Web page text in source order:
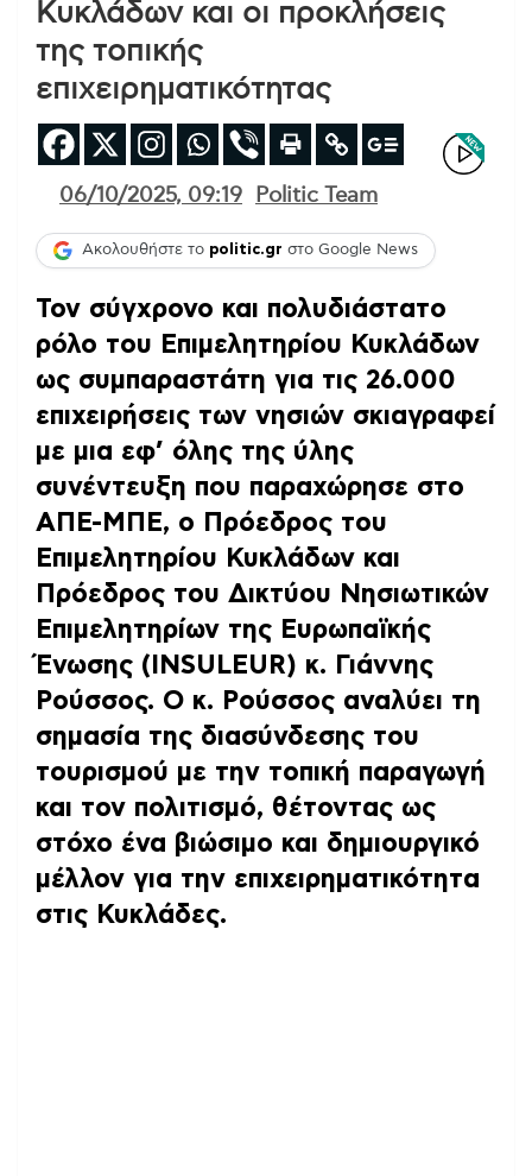
Κυκλάδων και οι προκλήσεις
της τοπικής
επιχειρηματικότητας
06/10/2025, 09:19 Politic Team
Ακολουθήστε το politic.gr στο Google News
Τον σύγχρονο και πολυδιάστατο
ρόλο του Επιμελητηρίου Κυκλάδων
ως συμπαραστάτη για τις 26.000
επιχειρήσεις των νησιών σκιαγραφεί
με μια εφ’ όλης της ύλης
συνέντευξη που παραχώρησε στο
ΑΠΕ-ΜΠΕ, ο Πρόεδρος του
Επιμελητηρίου Κυκλάδων και
Πρόεδρος του Δικτύου Νησιωτικών
Επιμελητηρίων της Ευρωπαϊκής
Ένωσης (INSULEUR) κ. Γιάννης
Ρούσσος. Ο κ. Ρούσσος αναλύει τη
σημασία της διασύνδεσης του
τουρισμού με την τοπική παραγωγή
και τον πολιτισμό, θέτοντας ως
στόχο ένα βιώσιμο και δημιουργικό
μέλλον για την επιχειρηματικότητα
στις Κυκλάδες.